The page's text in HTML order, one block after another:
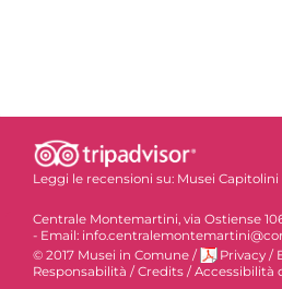
Leggi le recensioni su: Musei
Centrale Montemartini, via Ostiense
- Email:
© 2017 Musei in Comune / Privacy /
Responsabilità /Credits /Accessibilità